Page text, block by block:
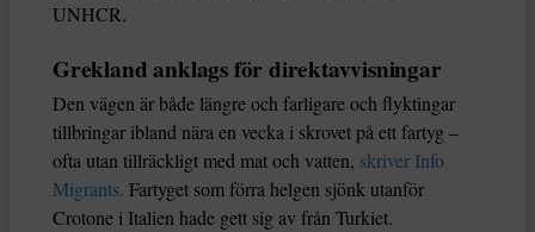
UNHCR.
Grekland anklags för direktavvisningar
Den vägen är både längre och farligare och flyktingar
tillbringar ibland nära en vecka i skrovet på ett fartyg –
ofta utan tillräckligt med mat och vatten, skriver Info
Migrants. Fartyget som förra helgen sjönk utanför
Crotone i Italien hade gett sig av från Turkiet.